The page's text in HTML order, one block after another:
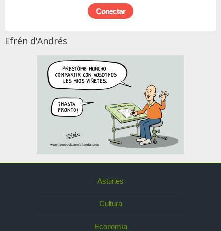
Efrén d'Andrés
Asturies
Cultura
Economía